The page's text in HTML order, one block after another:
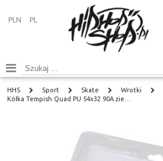
PLN PL
HHS Sport Skate Wrotki
Kółka Tempish Quad PU 54x32 90A zie…